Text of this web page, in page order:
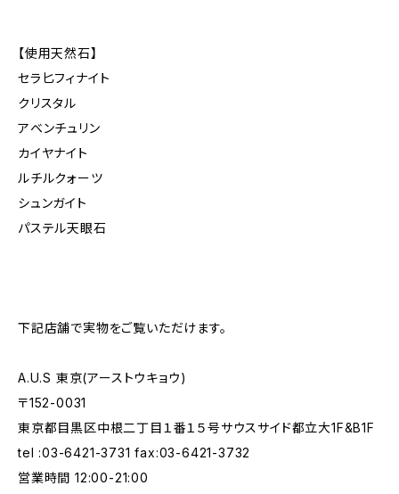
【使用天然石】
セラ匕フィナイト
クリスタル
アベンチュリン
カイヤナイト
ルチルクォーツ
シュンガイト
パステル天眼石
下記店舗で実物をご覧いただけます。
A.U.S 東京(アーストウキョウ)
〒152-0031
東京都目黒区中根二丁目１番１５号サウスサイド都立大1F&B1F
tel :03-6421-3731 fax:03-6421-3732
営業時間 12:00-21:00